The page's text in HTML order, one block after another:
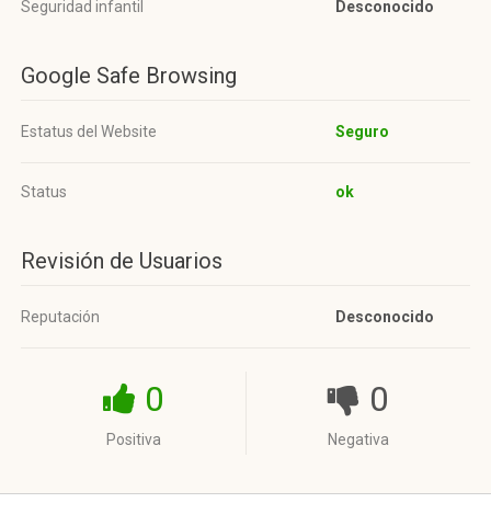
Seguridad infantil
Desconocido
Google Safe Browsing
Estatus del Website Seguro
Status ok
Revisión de Usuarios
Reputación Desconocido
0
Positiva
0
Negativa